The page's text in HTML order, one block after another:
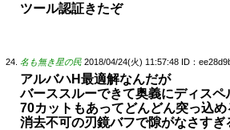
ツール認証きたぞ
名も無き星の民 2018/04/24(火) 11:57:48 ID：
アルバハH最適解なんだが
バーススルーできて奥義にディスペ
70カットもあってどんどん突っ込め
消去不可の刃鏡バフで隙がなさすぎ